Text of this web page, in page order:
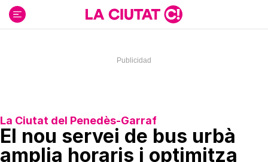
contenido
La Ciutat del Penedès-Garraf
El nou servei de bus urbà
amplia horaris i optimitza